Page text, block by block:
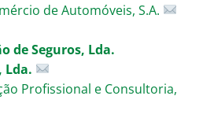
de Automóveis, S.A.
de Seguros, Lda.
Lda.
Profissional e Consultoria,